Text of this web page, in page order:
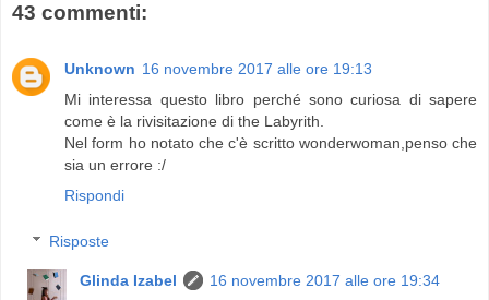
43 commenti:
Unknown 16 novembre 2017 alle ore 19:13
Mi interessa questo libro perché sono curiosa di sapere
come è la rivisitazione di the Labyrith.
Nel form ho notato che c'è scritto wonderwoman,penso che
sia un errore :/
Rispondi
Risposte
Glinda Izabel
16 novembre 2017 alle ore 19:34